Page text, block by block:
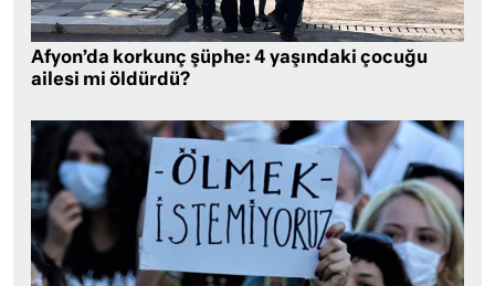
Afyon’da korkunç şüphe: 4 yaşındaki çocuğu
ailesi mi öldürdü?